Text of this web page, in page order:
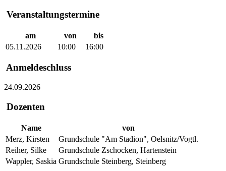
Veranstaltungstermine
am von
bis
05.11.2026
10:00 16:00
Anmeldeschluss
24.09.2026
Dozenten
Name
von
Merz, Kirsten
Grundschule "Am Stadion", Oelsnitz/Vogtl.
Reiher, Silke
Grundschule Zschocken, Hartenstein
Wappler, Saskia Grundschule Steinberg, Steinberg